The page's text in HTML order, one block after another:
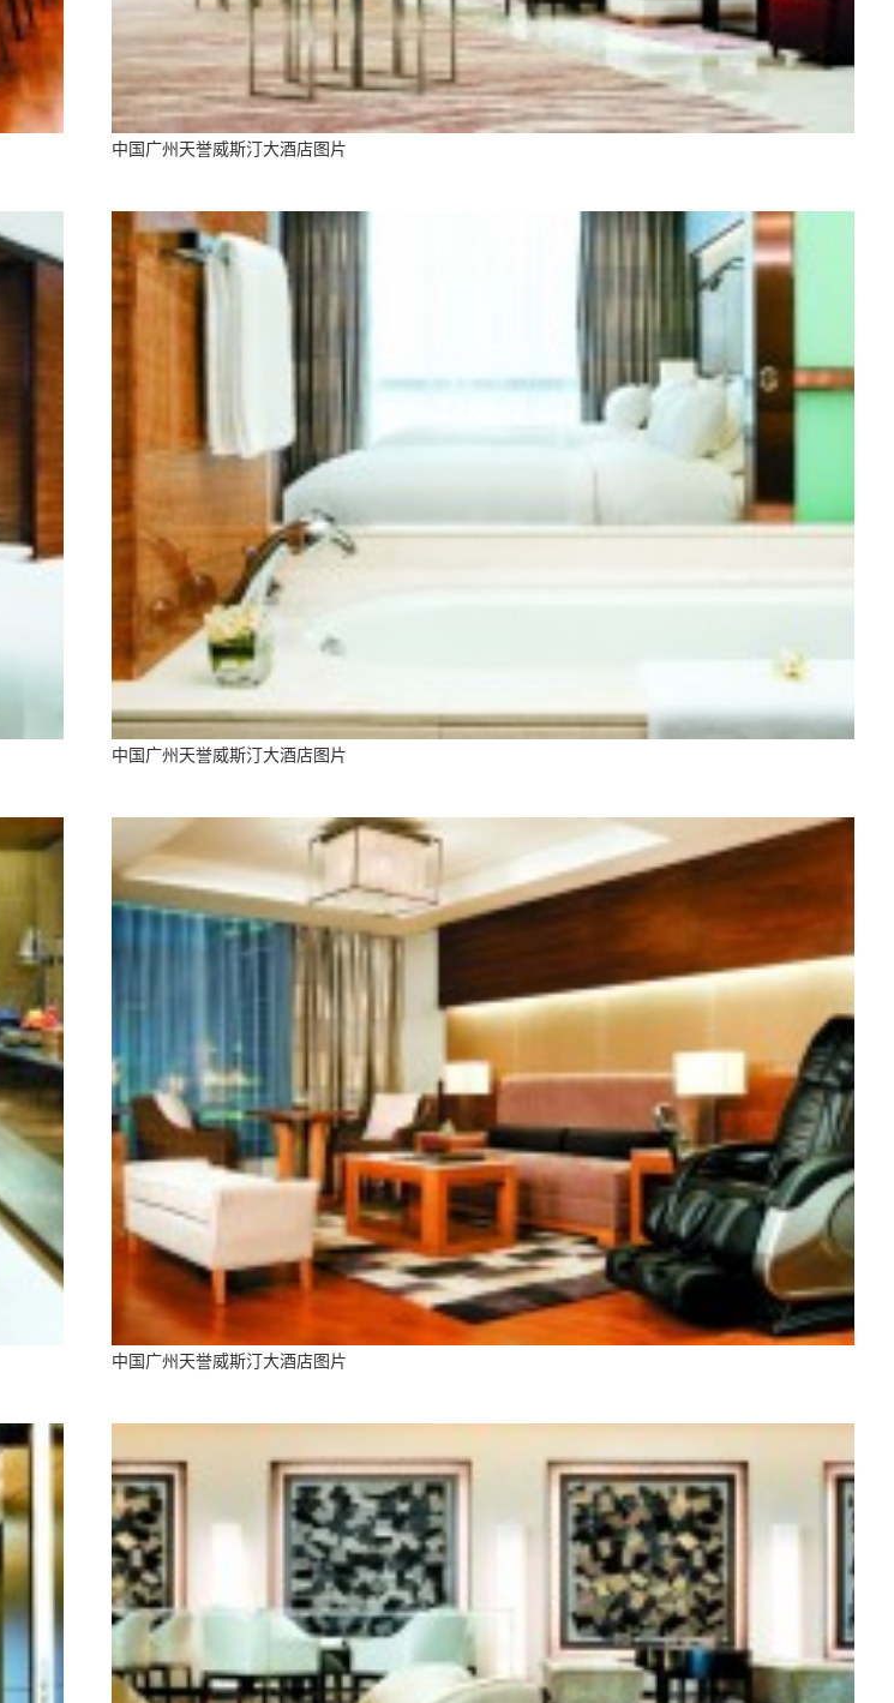
中国广州天誉威斯汀大酒店图片
中国广州天誉威斯汀大酒店图片
中国广州天誉威斯汀大酒店图片